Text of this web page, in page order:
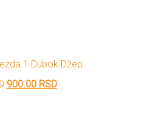
1 Dubok Džep
Originalna
900.00 RSDTrenutna